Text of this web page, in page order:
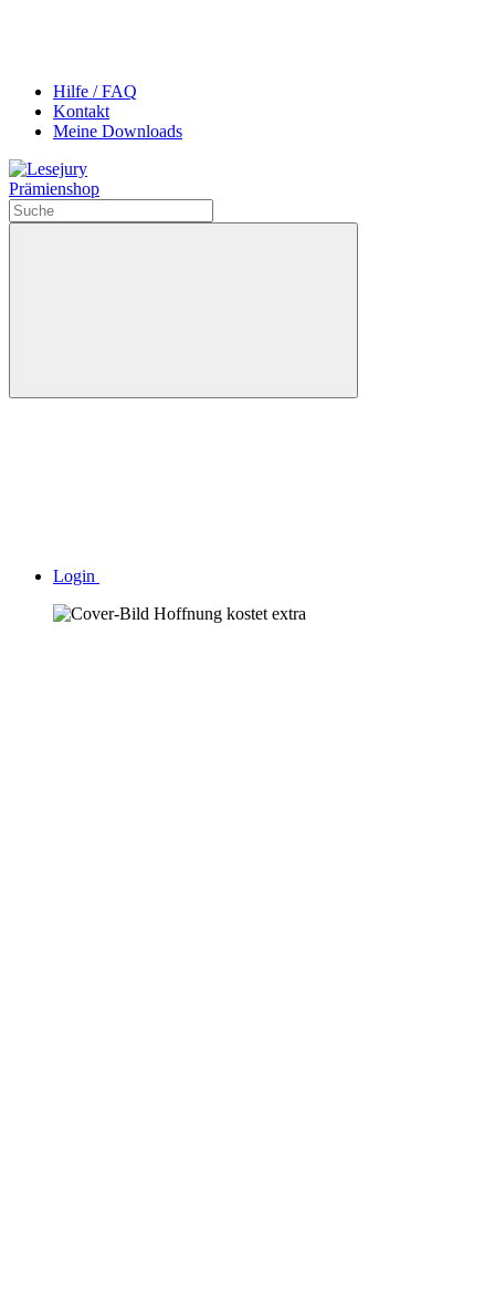
Hilfe / FAQ
Kontakt
Meine Downloads
Prämienshop
Login